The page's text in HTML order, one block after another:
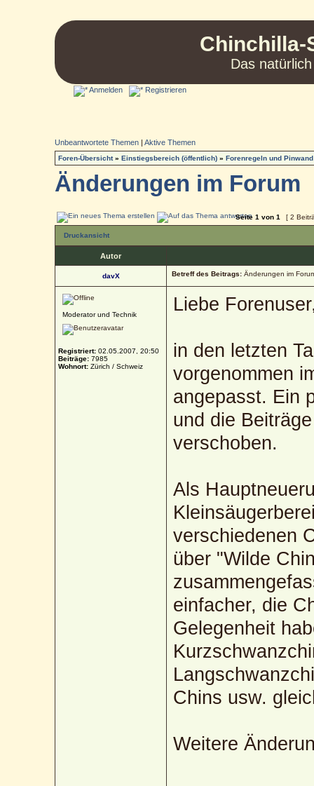
Chinchilla-
Das
Anmelden Registrieren
Unbeantwortete Themen |Aktive Themen
Foren-Übersicht»Einstiegsbereich (öffentlich) »Forenregeln und Pinwand
Änderungen im Forum
Seite1 von1 [ 2
Druckansicht
Autor
davX Betreff des Beitrags: Änderungen im
Moderator und Technik
Registriert: 02.05.2007, 20:50
Beiträge: 7985
Wohnort: Zürich / Schweiz
Liebe
in den letzten
vorgenommen
angepasst. Ein
und die
verschoben.
Als
verschiedenen
über "Wilde
einfacher, die
Gelegenheit
Chins usw.
Weitere